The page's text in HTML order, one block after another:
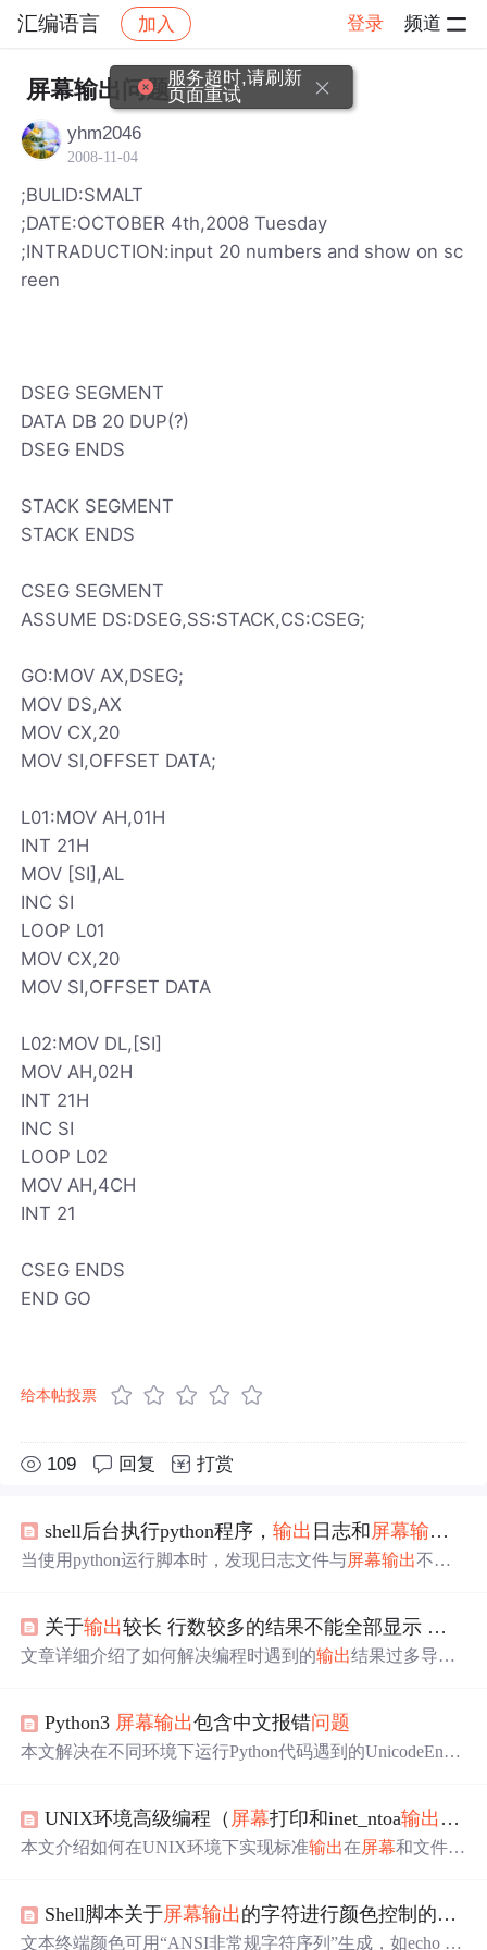
汇编语言 加入 登录 频道
社区 汇编语言 帖子详情
屏幕输出问题
yhm2046
2008-11-04
;BULID:SMALT
;DATE:OCTOBER 4th,2008 Tuesday
;INTRADUCTION:input 20 numbers and show on sc
reen
DSEG SEGMENT
DATA DB 20 DUP(?)
DSEG ENDS
STACK SEGMENT
STACK ENDS
CSEG SEGMENT
ASSUME DS:DSEG,SS:STACK,CS:CSEG;
GO:MOV AX,DSEG;
MOV DS,AX
MOV CX,20
MOV SI,OFFSET DATA;
L01:MOV AH,01H
INT 21H
MOV [SI],AL
INC SI
LOOP L01
MOV CX,20
MOV SI,OFFSET DATA
L02:MOV DL,[SI]
MOV AH,02H
INT 21H
INC SI
LOOP L02
MOV AH,4CH
INT 21
CSEG ENDS
END GO
给本帖投票
109 回复 打赏
shell后台执行python程序，输出 日志和屏幕输出
当使用python运行脚本时，发现日志文件与屏幕输出不同
缓冲，确保实时同步。了解这个技巧对于监控程序执行进
度至关重要。
关于输出较长 行数较多的结果不能全部显示 屏幕
文章详细介绍了如何解决编程时遇到的输出结果过多导致
出 结果。
Python3 屏幕输出包含中文报错问题
本文解决在不同环境下运行Python代码遇到的UnicodeEnco
来避免此错误。
UNIX环境高级编程（ 屏幕打印和inet_ntoa输出 异常
本文介绍如何在UNIX环境下实现标准输出在屏幕和文件间
存。Shell脚本关于屏幕输出的字符进行颜色控制的问题
文本终端颜色可用“ANSI非常规字符序列”生成，如echo -e
服务超时,请刷新
页面重试